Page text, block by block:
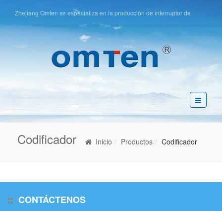
Zhejiang Omten se especializa en la producción de interruptor de
botón, interruptor táctil, interruptor de llave, etc.
English
Codificador Inicio Productos Codificador
CONTÁCTENOS